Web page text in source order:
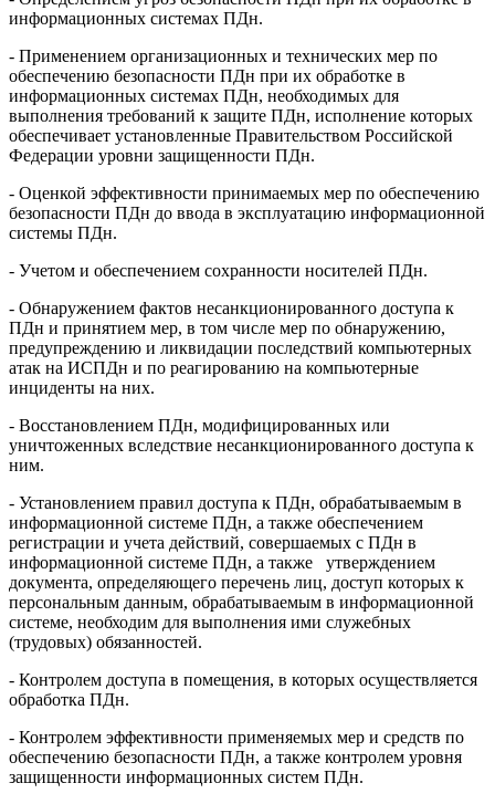
информационных системах ПДн.
- Применением организационных и технических мер по
обеспечению безопасности ПДн при их обработке в
информационных системах ПДн, необходимых для
выполнения требований к защите ПДн, исполнение которых
обеспечивает установленные Правительством Российской
Федерации уровни защищенности ПДн.
- Оценкой эффективности принимаемых мер по обеспечению
безопасности ПДн до ввода в эксплуатацию информационной
системы ПДн.
- Учетом и обеспечением сохранности носителей ПДн.
- Обнаружением фактов несанкционированного доступа к
ПДн и принятием мер, в том числе мер по обнаружению,
предупреждению и ликвидации последствий компьютерных
атак на ИСПДн и по реагированию на компьютерные
инциденты на них.
- Восстановлением ПДн, модифицированных или
уничтоженных вследствие несанкционированного доступа к
ним.
- Установлением правил доступа к ПДн, обрабатываемым в
информационной системе ПДн, а также обеспечением
регистрации и учета действий, совершаемых с ПДн в
информационной системе ПДн, а также утверждением
документа, определяющего перечень лиц, доступ которых к
персональным данным, обрабатываемым в информационной
системе, необходим для выполнения ими служебных
(трудовых) обязанностей.
- Контролем доступа в помещения, в которых осуществляется
обработка ПДн.
- Контролем эффективности применяемых мер и средств по
обеспечению безопасности ПДн, а также контролем уровня
защищенности информационных систем ПДн.